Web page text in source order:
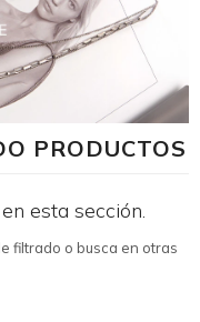
PRODUCTOS
esta sección.
filtrado o busca en otras